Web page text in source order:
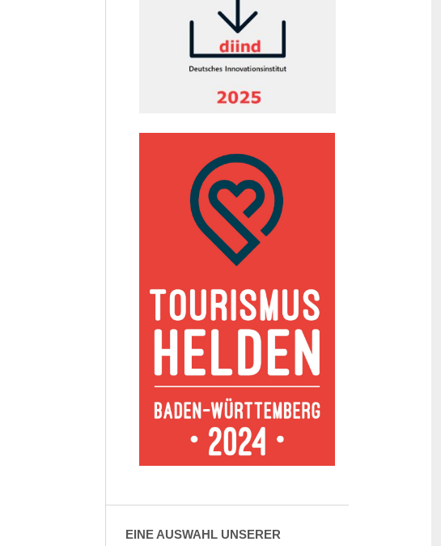
EINE AUSWAHL UNSERER